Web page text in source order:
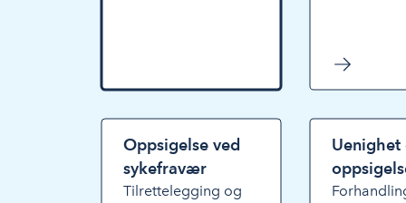
Oppsigelse ved
sykefravær
Tilrettelegging og
Uenighet